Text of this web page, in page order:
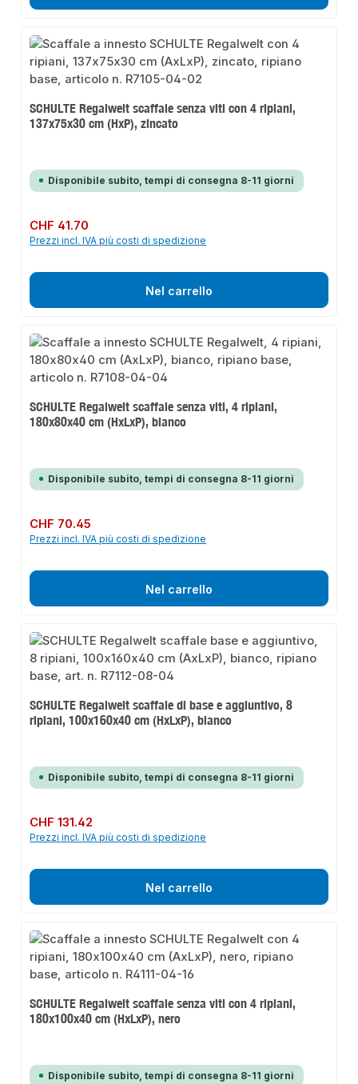
SCHULTE Regalwelt scaffale senza viti con 4 ripiani,
137x75x30 cm (HxP), zincato
Disponibile subito, tempi di consegna 8-11 giorni
Prezzo normale:
CHF 41.70
Prezzi incl. IVA più costi di spedizione
Nel carrello
SCHULTE Regalwelt scaffale senza viti, 4 ripiani,
180x80x40 cm (HxLxP), bianco
Disponibile subito, tempi di consegna 8-11 giorni
Prezzo normale:
CHF 70.45
Prezzi incl. IVA più costi di spedizione
Nel carrello
SCHULTE Regalwelt scaffale di base e aggiuntivo, 8
ripiani, 100x160x40 cm (HxLxP), bianco
Disponibile subito, tempi di consegna 8-11 giorni
Prezzo normale:
CHF 131.42
Prezzi incl. IVA più costi di spedizione
Nel carrello
SCHULTE Regalwelt scaffale senza viti con 4 ripiani,
180x100x40 cm (HxLxP), nero
Disponibile subito, tempi di consegna 8-11 giorni